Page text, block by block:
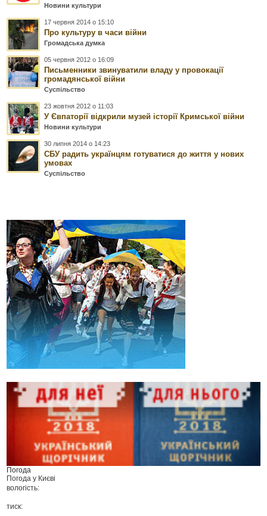
Новини культури
17 червня 2014 о 15:10
Про культуру в часи війни
Громадська думка
05 червня 2012 о 16:09
Письменники звинуватили владу у провокації
громадянської війни
Суспільство
23 жовтня 2012 о 11:03
У Євпаторії відкрили музей історії Кримської війни
Новини культури
30 липня 2014 о 14:23
СБУ радить українцям готуватися до життя у нових
умовах
Суспільство
Погода
Погода у Києві
вологість:
тиск: